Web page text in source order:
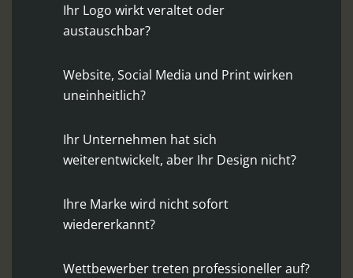
Ihr Logo wirkt veraltet oder
austauschbar?
Website, Social Media und Print wirken
uneinheitlich?
Ihr Unternehmen hat sich
weiterentwickelt, aber Ihr Design nicht?
Ihre Marke wird nicht sofort
wiedererkannt?
Wettbewerber treten professioneller auf?